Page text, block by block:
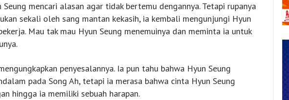
Seung mencari alasan agar tidak bertemu dengannya. Tetapi rupanya
sekali oleh sang mantan kekasih, ia kembali mengunjungi Hyun
Mau tak mau Hyun Seung menemuinya dan meminta ia untuk
penyesalannya. Ia pun tahu bahwa Hyun Seung
pada Song Ah, tetapi ia merasa bahwa cinta Hyun Seung
hingga ia memiliki sebuah harapan.